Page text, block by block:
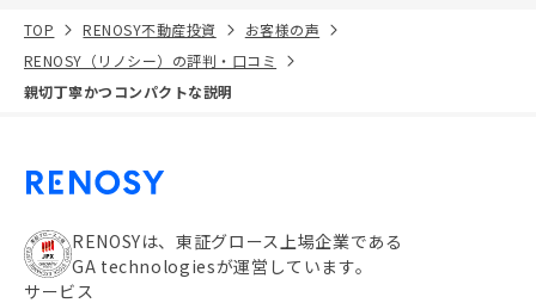
TOP RENOSY不動産投資
お客様の声
RENOSY（リノシー）の評判・口コミ
親切丁寧かつコンパクトな説明
RENOSYは、東証グロース上場企業である
GA technologiesが運営しています。
サービス